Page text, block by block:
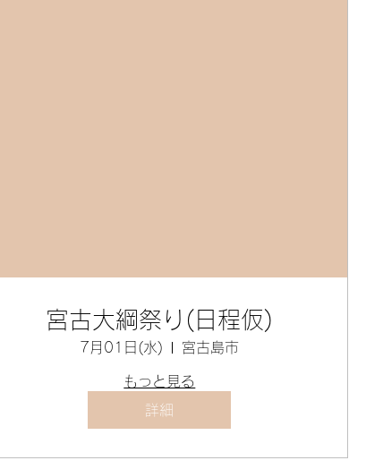
宮古大綱祭り(日程仮)
7月01日(水) 宮古島市
もっと見る
詳細